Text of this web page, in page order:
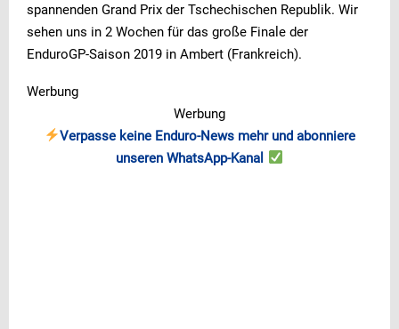
spannenden Grand Prix der Tschechischen Republik. Wir
sehen uns in 2 Wochen für das große Finale der
EnduroGP-Saison 2019 in Ambert (Frankreich).
Werbung
Werbung
Verpasse keine Enduro-News mehr und abonniere
unseren WhatsApp-Kanal